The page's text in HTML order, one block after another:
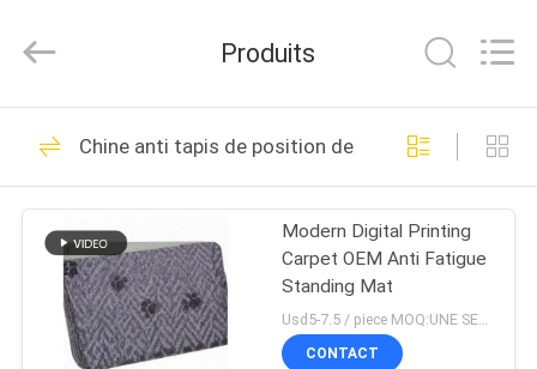
MAISON
PRODUITS
SUJET
Commerce
All
Reserved.
Feuille d'isolation de
caoutchouc nitrile
32
Produits
Chine anti tapis de position de fatigue
Modern Digital Printing
Carpet OEM Anti Fatigue
Standing Mat
Usd5-7.5 / piece MOQ:UNE SEULE PIÈCE
CONTACT